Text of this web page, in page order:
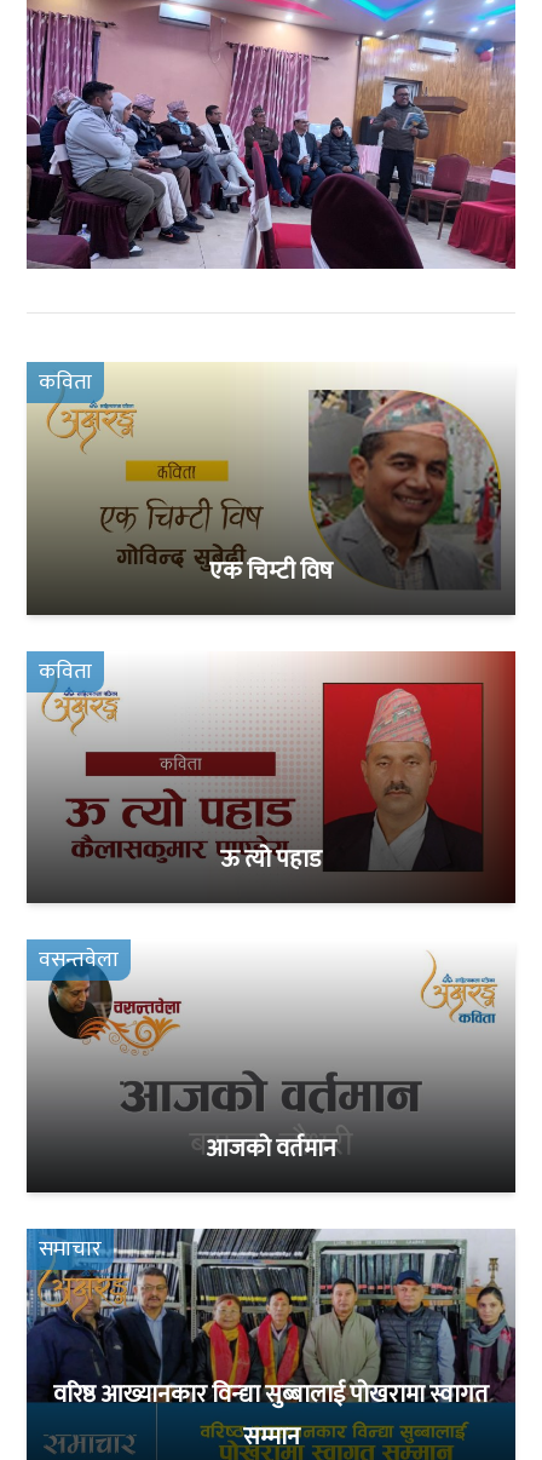
कविता
एक चिम्टी विष
कविता
ऊ त्यो पहाड
वसन्तवेला
आजको वर्तमान
समाचार
वरिष्ठ आख्यानकार विन्द्या सुब्बालाई पोखरामा स्वागत
सम्मान